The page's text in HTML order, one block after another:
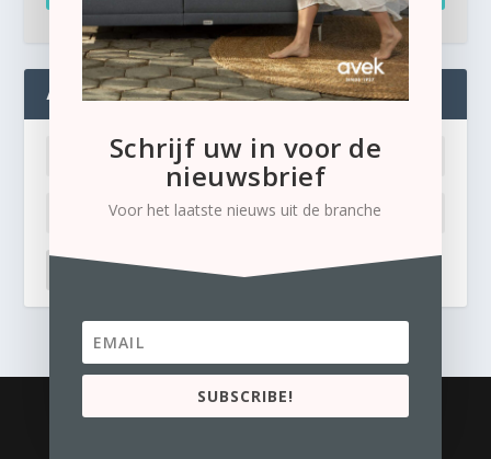
ADMIN
Ik ben mijn wachtwoord kwijt
Business Content Media
Schrijf uw in voor de
nieuwsbrief
Voor het laatste nieuws uit de branche
SUBSCRIBE!